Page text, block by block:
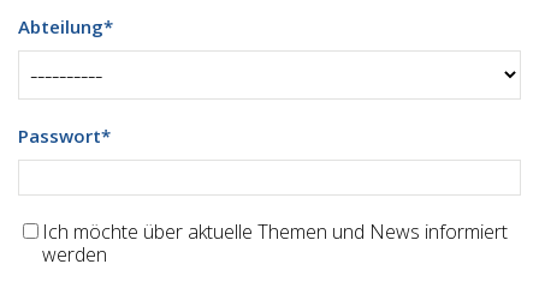
Abteilung*
Passwort*
Ich möchte über aktuelle Themen und News informiert
werden